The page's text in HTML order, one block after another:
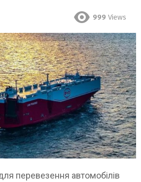
999 Views
перевезення автомобілів